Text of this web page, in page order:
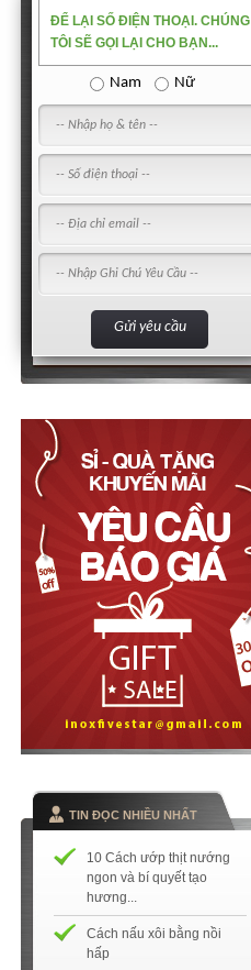
ĐỂ LẠI SỐ ĐIỆN THOẠI. CHÚNG
TÔI SẼ GỌI LẠI CHO BẠN...
Nam Nữ
TIN ĐỌC NHIỀU NHẤT
10 Cách ướp thịt nướng
ngon và bí quyết tạo
hương...
Cách nấu xôi bằng nồi
hấp